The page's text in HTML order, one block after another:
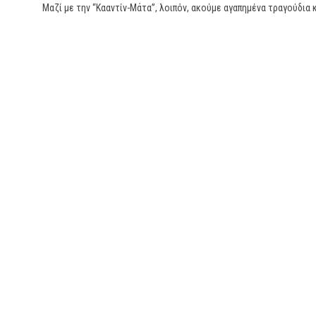
Μαζί με την “Κααντίν-Μάτα”, λοιπόν, ακούμε αγαπημένα τραγούδια